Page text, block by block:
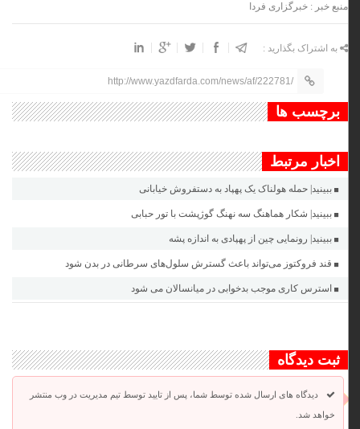
منبع خبر : خبرگزاری فردا
به اشتراک بگذارید :
http://www.yazdfarda.com/news/af/222781/
برچسب ها
اخبار مرتبط
ببینید| حمله هولناک یک پهپاد به دستفروش خیابانی
ببینید| شکار هماهنگ سه نهنگ گوژپشت با تور حبابی
ببینید| رونمایی چین از پهپادی به اندازه پشه
قند فروکتوز می‌تواند باعث گسترش سلول‌های سرطانی در بدن شود
استرس کاری موجب بدخوابی در میانسالان می شود
ثبت دیدگاه
دیدگاه های ارسال شده توسط شما، پس از تایید توسط تیم مدیریت در وب منتشر
خواهد شد.